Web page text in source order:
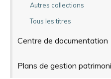
Autres collections
Tous les titres
Centre de documentation
Plans de gestion